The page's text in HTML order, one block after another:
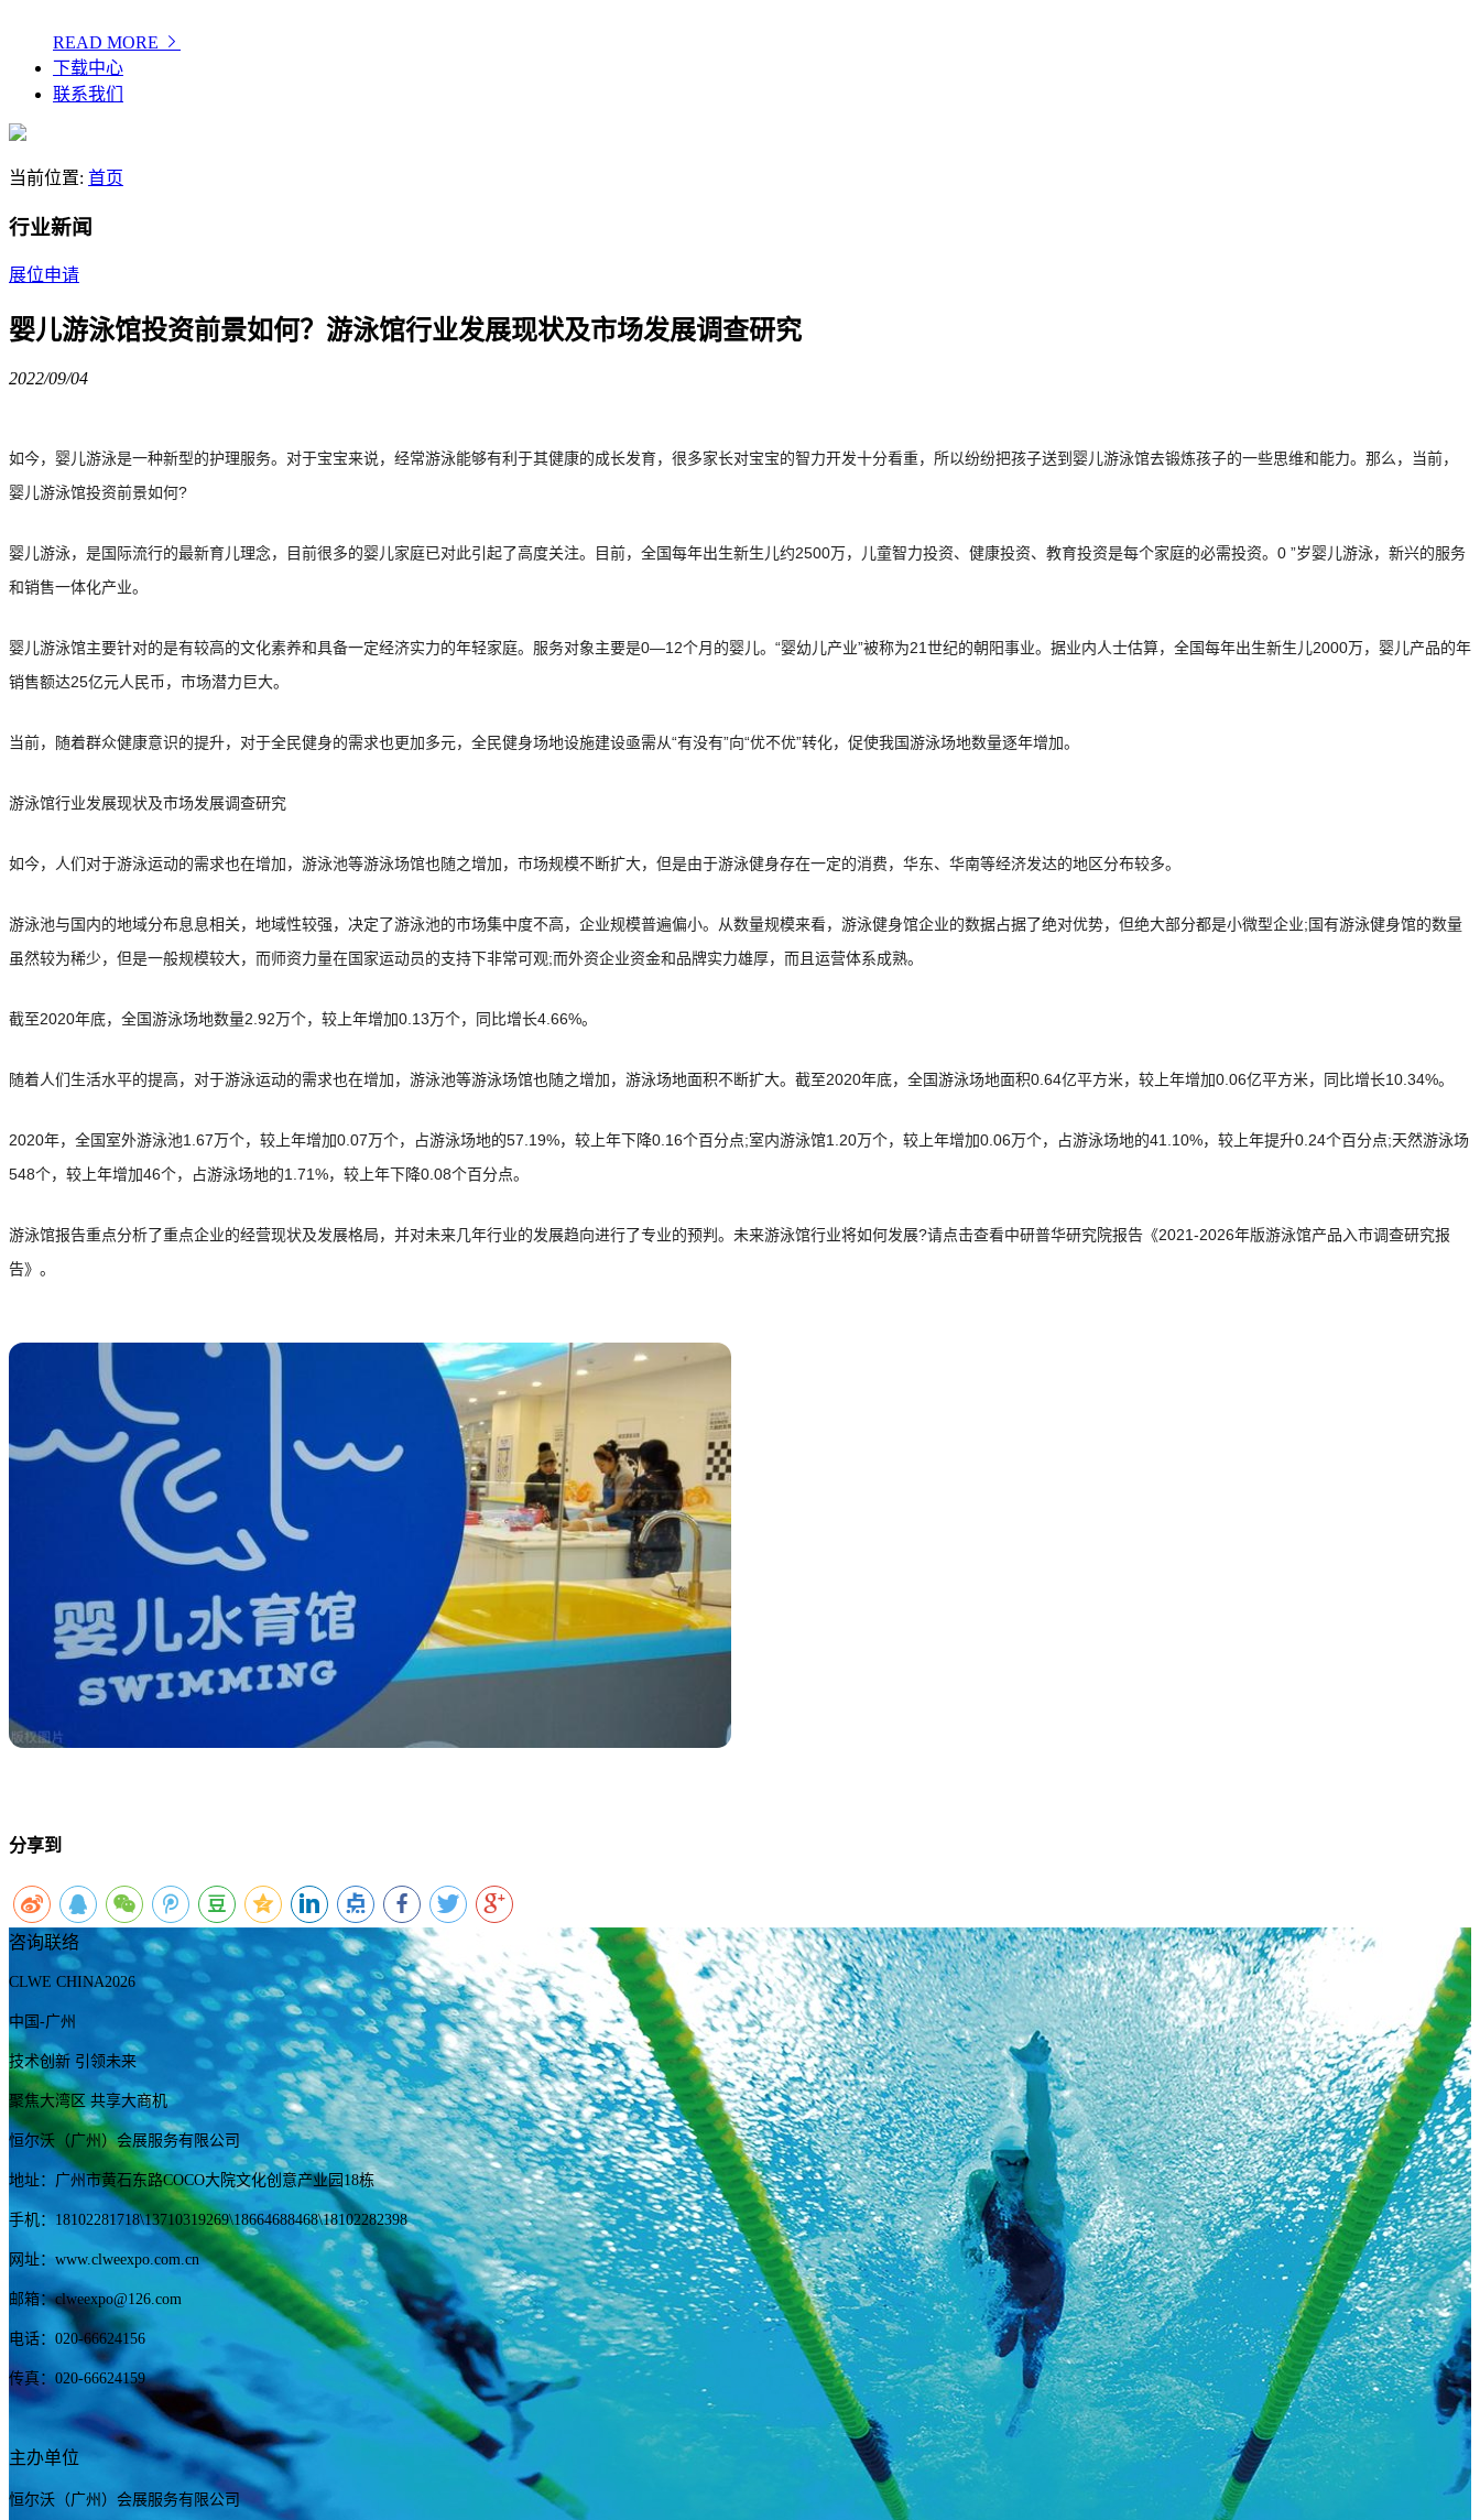
READ MORE
下载中心
联系我们
当前位置: 首页
行业新闻
展位申请
婴儿游泳馆投资前景如何？游泳馆行业发展现状及市场发展调查研究
2022/09/04
如今，婴儿游泳是一种新型的护理服务。对于宝宝来说，经常游泳能够有利于其健康的成长发育，很多家长对宝宝的智力开发十分看重，所以纷纷把孩子送到婴儿游泳馆去锻炼孩子的一些思维和能力。那么，当前，
婴儿游泳馆投资前景如何?
婴儿游泳，是国际流行的最新育儿理念，目前很多的婴儿家庭已对此引起了高度关注。目前，全国每年出生新生儿约2500万，儿童智力投资、健康投资、教育投资是每个家庭的必需投资。0 ”岁婴儿游泳，新兴的服务
和销售一体化产业。
婴儿游泳馆主要针对的是有较高的文化素养和具备一定经济实力的年轻家庭。服务对象主要是0—12个月的婴儿。“婴幼儿产业”被称为21世纪的朝阳事业。据业内人士估算，全国每年出生新生儿2000万，婴儿产品的年
销售额达25亿元人民币，市场潜力巨大。
当前，随着群众健康意识的提升，对于全民健身的需求也更加多元，全民健身场地设施建设亟需从“有没有”向“优不优”转化，促使我国游泳场地数量逐年增加。
游泳馆行业发展现状及市场发展调查研究
如今，人们对于游泳运动的需求也在增加，游泳池等游泳场馆也随之增加，市场规模不断扩大，但是由于游泳健身存在一定的消费，华东、华南等经济发达的地区分布较多。
游泳池与国内的地域分布息息相关，地域性较强，决定了游泳池的市场集中度不高，企业规模普遍偏小。从数量规模来看，游泳健身馆企业的数据占据了绝对优势，但绝大部分都是小微型企业;国有游泳健身馆的数量
虽然较为稀少，但是一般规模较大，而师资力量在国家运动员的支持下非常可观;而外资企业资金和品牌实力雄厚，而且运营体系成熟。
截至2020年底，全国游泳场地数量2.92万个，较上年增加0.13万个，同比增长4.66%。
随着人们生活水平的提高，对于游泳运动的需求也在增加，游泳池等游泳场馆也随之增加，游泳场地面积不断扩大。截至2020年底，全国游泳场地面积0.64亿平方米，较上年增加0.06亿平方米，同比增长10.34%。
2020年，全国室外游泳池1.67万个，较上年增加0.07万个，占游泳场地的57.19%，较上年下降0.16个百分点;室内游泳馆1.20万个，较上年增加0.06万个，占游泳场地的41.10%，较上年提升0.24个百分点;天然游泳场
548个，较上年增加46个，占游泳场地的1.71%，较上年下降0.08个百分点。
游泳馆报告重点分析了重点企业的经营现状及发展格局，并对未来几年行业的发展趋向进行了专业的预判。未来游泳馆行业将如何发展?请点击查看中研普华研究院报告《2021-2026年版游泳馆产品入市调查研究报
告》。
分享到
咨询联络
CLWE CHINA2026
中国-广州
技术创新 引领未来
聚焦大湾区 共享大商机
恒尔沃（广州）会展服务有限公司
地址：广州市黄石东路COCO大院文化创意产业园18栋
手机： 18102281718\13710319269\18664688468\18102282398
网址：www.clweexpo.com.cn
邮箱：clweexpo@126.com
电话：020-66624156
传真：020-66624159
主办单位
恒尔沃（广州）会展服务有限公司